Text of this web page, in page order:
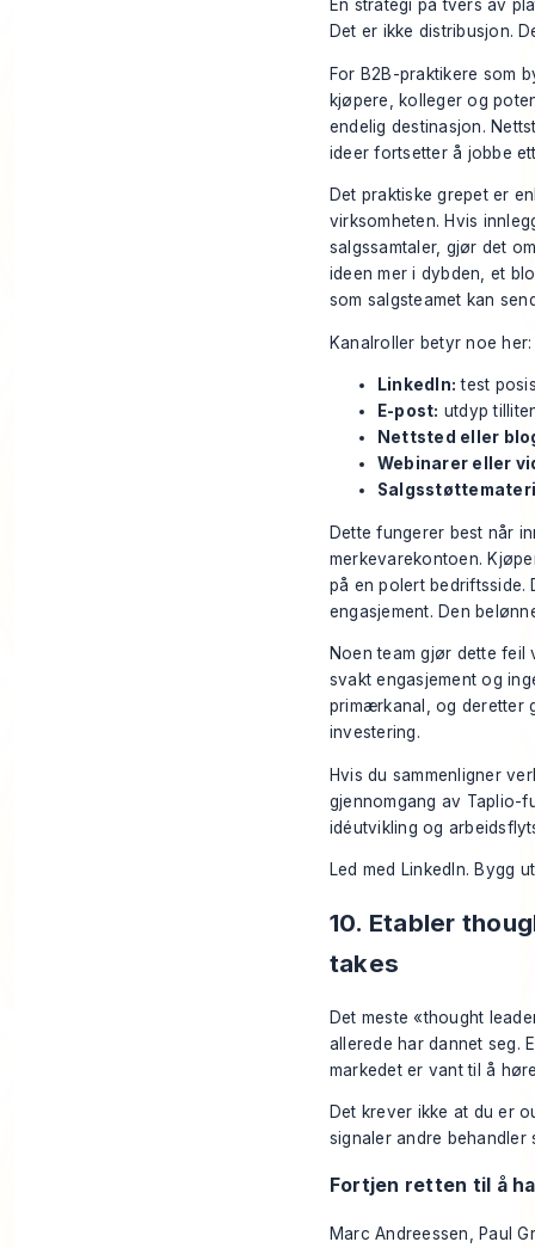
En strategi på tvers av
Det er ikke distribusjon.
For B2B-praktikere som
kjøpere, kolleger og
endelig destinasjon.
ideer fortsetter å jobbe
Det praktiske grepet er
virksomheten. Hvis
salgssamtaler, gjør det
ideen mer i dybden, et
som salgsteamet kan
Kanalroller betyr noe her:
LinkedIn: test
E-post: utdyp
Nettsted eller
Webinarer eller
Dette fungerer best når
merkevarekontoen.
på en polert bedriftsside.
engasjement. Den
Noen team gjør dette feil
svakt engasjement og
primærkanal, og deretter
investering.
Hvis du sammenligner
gjennomgang av Taplio-
idéutvikling og
Led med LinkedIn. Bygg
10. Etabler
takes
Det meste «thought
allerede har dannet seg.
markedet er vant til å
Det krever ikke at du er
signaler andre
Fortjen retten til å
Marc Andreessen, Paul